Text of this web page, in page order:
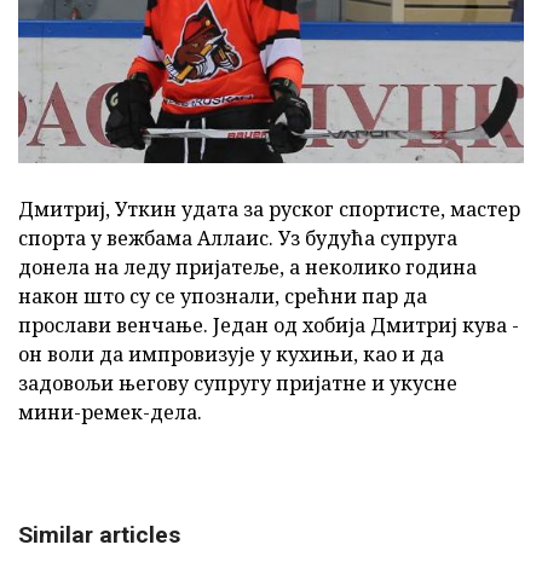
Дмитриј, Уткин удата за руског спортисте, мастер
спорта у вежбама Аллаис. Уз будућа супруга
донела на леду пријатеље, а неколико година
након што су се упознали, срећни пар да
прослави венчање. Један од хобија Дмитриј кува -
он воли да импровизује у кухињи, као и да
задовољи његову супругу пријатне и укусне
мини-ремек-дела.
Similar articles